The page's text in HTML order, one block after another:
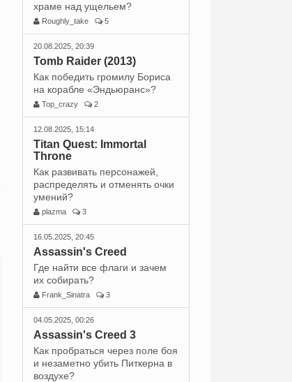
храме над ущельем?
Roughly_take 5
20.08.2025, 20:39
Tomb Raider (2013)
Как победить громилу Бориса
на корабле «Эндьюранс»?
Top_crazy 2
12.08.2025, 15:14
Titan Quest: Immortal
Throne
Как развивать персонажей,
распределять и отменять очки
умений?
plazma 3
16.05.2025, 20:45
Assassin's Creed
Где найти все флаги и зачем
их собирать?
Frank_Sinatra 3
04.05.2025, 00:26
Assassin's Creed 3
Как пробраться через поле боя
и незаметно убить Питкерна в
воздухе?